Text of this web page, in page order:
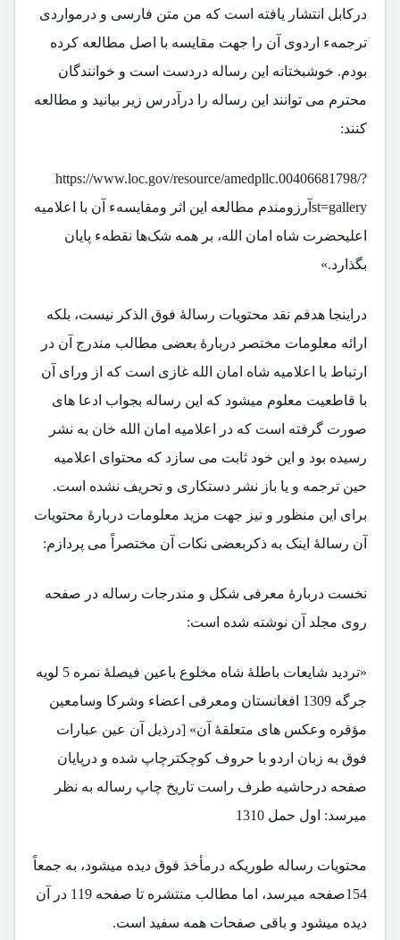
درکابل انتشار یافته است که من متن فارسی و درمواردی
ترجمهء اردوی آن را جهت مقایسه با اصل مطالعه کرده
بودم. خوشبختانه این رساله دردست است و خوانندگان
محترم می توانند این رساله را درآدرس زیر بیانید و مطالعه
کنند:
https://www.loc.gov/resource/amedpllc.00406681798/?
st=galleryآرزومندم مطالعه این اثر ومقایسهء آن با اعلامیه
اعلیحضرت شاه امان الله، بر همه شک‌ها نقطهء پایان
بگذارد.»
دراینجا هدفم نقد محتویات رسالۀ فوق الذکر نیست، بلکه
ارائه معلومات مختصر دربارۀ بعضی مطالب مندرج آن در
ارتباط با اعلامیه شاه امان الله غازی است که از ورای آن
با قاطعیت معلوم میشود که این رساله بجواب ادعا های
صورت گرفته است که در اعلامیه امان الله خان به نشر
رسیده بود و این خود ثابت می سازد که محتوای اعلامیه
حین ترجمه و یا باز نشر دستکاری و تحریف نشده است.
برای این منظور و نیز جهت مزید معلومات دربارۀ محتویات
آن رسالۀ اینک به ذکربعضی نکات آن مختصراً می پردازم:
نخست دربارۀ معرفی شکل و مندرجات رساله در صفحه
روی مجلد آن نوشته شده است:
«تردید شایعات باطلۀ شاه مخلوع باعین فیصلۀ نمره 5 لویه
جرگه 1309 افغانستان ومعرفی اعضاء وشرکا وسامعین
مؤقره وعکس های متعلقۀ آن» [درذیل آن عین عبارات
فوق به زبان اردو با حروف کوچکترچاپ شده و درپایان
صفحه درحاشیه طرف راست تاریخ چاپ رساله به نظر
میرسد: اول حمل 1310
محتویات رساله طوریکه درمأخذ فوق دیده میشود، به جمعاً
154صفحه میرسد، اما مطالب منتشره تا صفحه 119 در آن
دیده میشود و باقی صفحات همه سفید است.